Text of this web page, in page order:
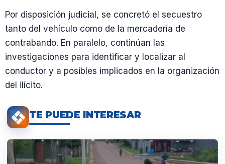
Por disposición judicial, se concretó el secuestro
tanto del vehículo como de la mercadería de
contrabando. En paralelo, continúan las
investigaciones para identificar y localizar al
conductor y a posibles implicados en la organización
del ilícito.
TE PUEDE INTERESAR